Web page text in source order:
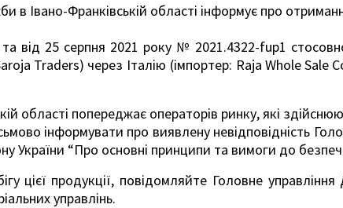
в Івано-Франківській області інформує про
від 25 серпня 2021 року № 2021.4322-fup1
Traders) через Італію (імпортер: Raja WholeSale
області попереджає операторів ринку, які
інформувати про виявлену невідповідність
України “Про основні принципи та вимоги до
цієї продукції, повідомляйте Головне
управлінь.